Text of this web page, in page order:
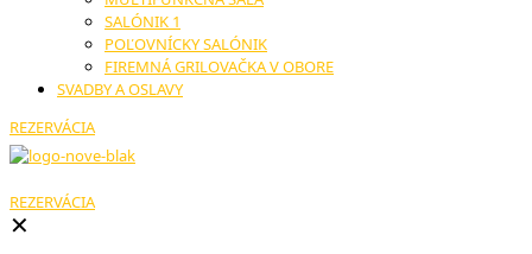
SALÓNIK 1
POĽOVNÍCKY SALÓNIK
FIREMNÁ GRILOVAČKA V OBORE
SVADBY A OSLAVY
REZERVÁCIA
REZERVÁCIA
✕